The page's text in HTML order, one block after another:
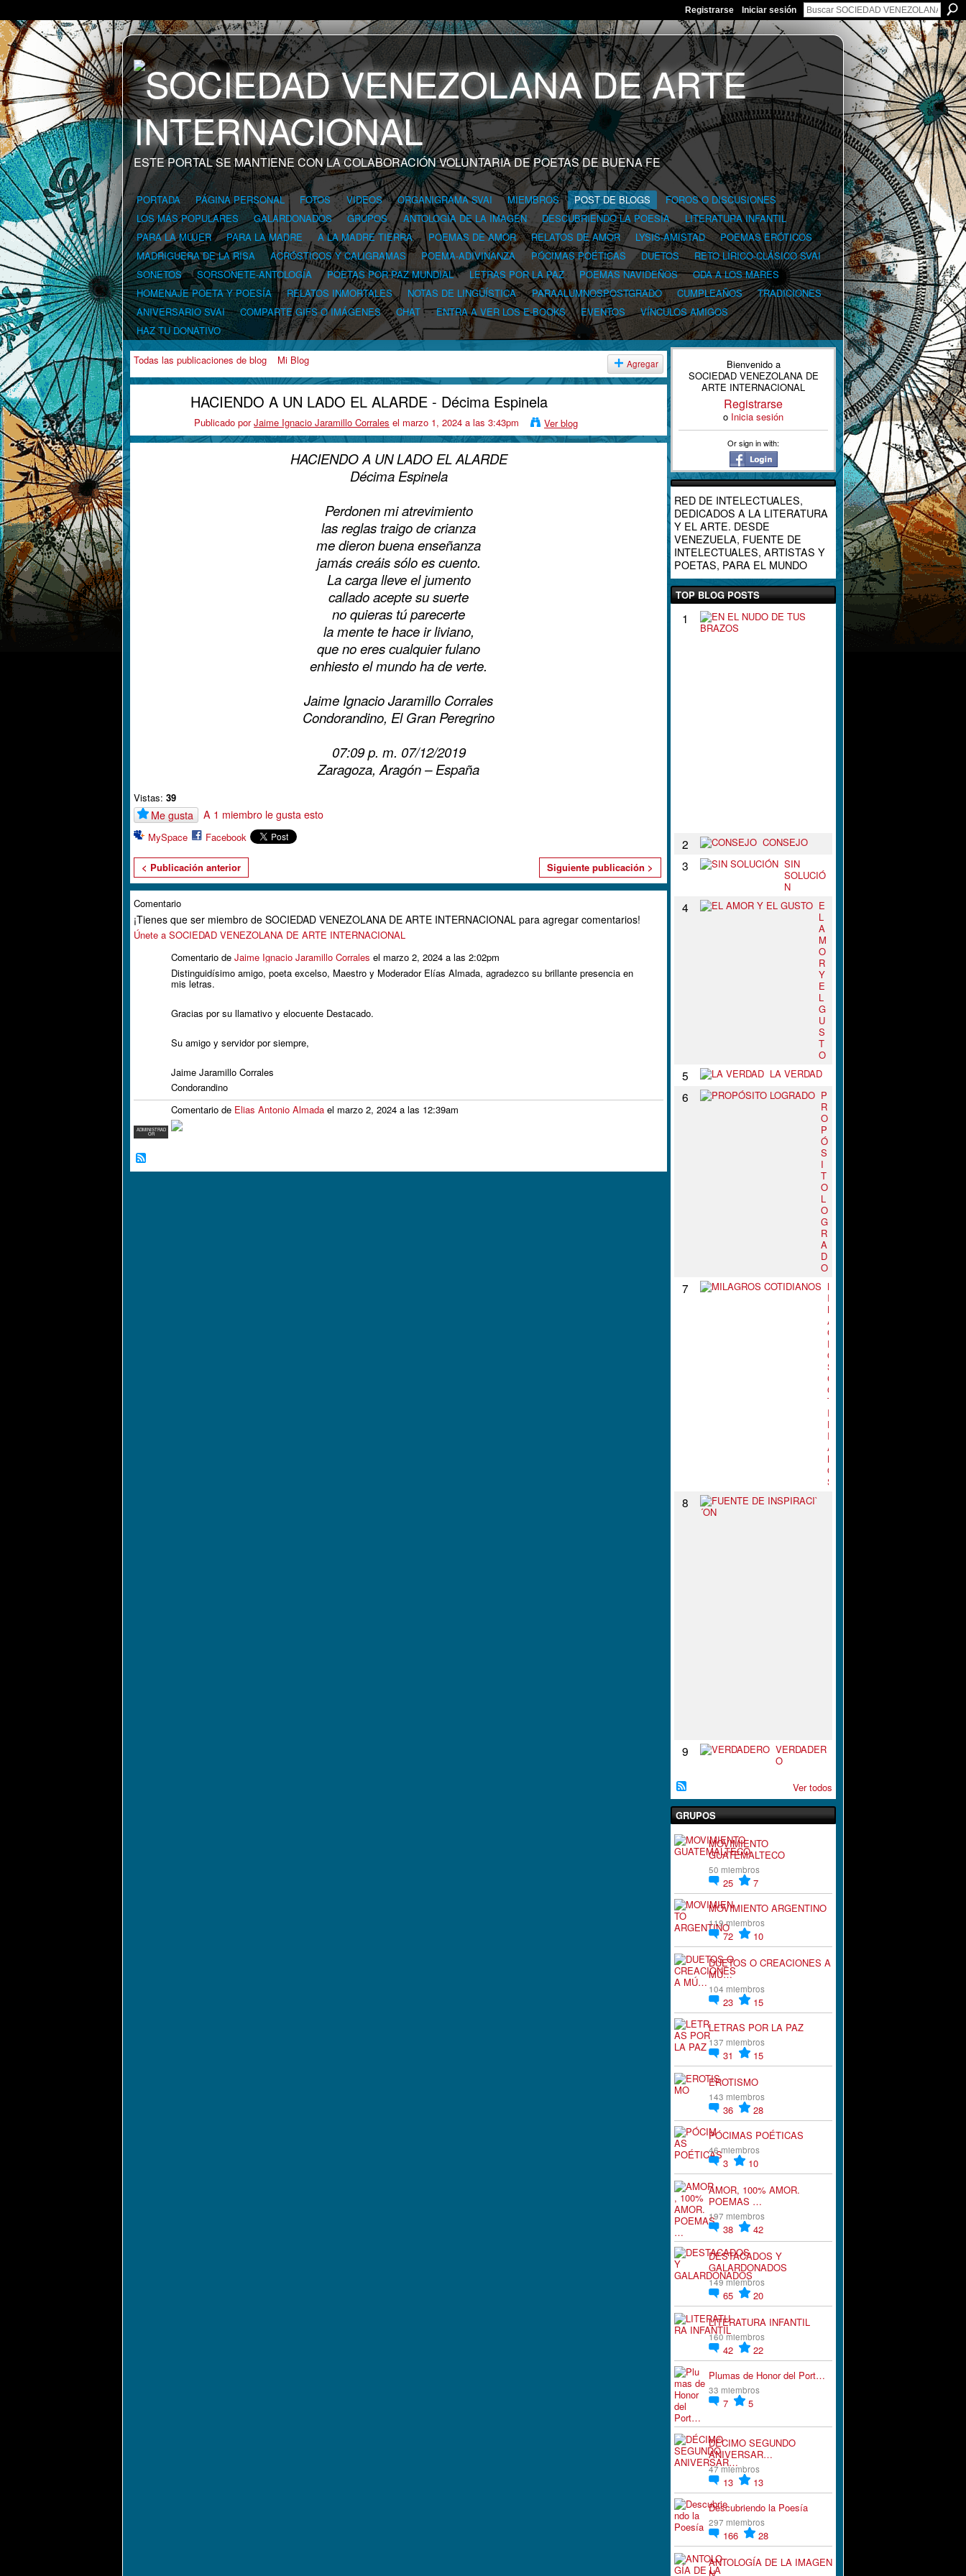
Registrarse Iniciar sesión
ESTE PORTAL SE MANTIENE CON LA COLABORACIÓN VOLUNTARIA DE POETAS DE BUENA FE
PORTADA PÁGINA PERSONAL FOTOS VIDEOS ORGANIGRAMA SVAI MIEMBROS POST DE BLOGS
FOROS O DISCUSIONES
LOS MÁS POPULARES
GALARDONADOS GRUPOS ANTOLOGÍA DE LA IMAGEN DESCUBRIENDO LA POESÍA
LITERATURA INFANTIL
PARA LA MUJER
PARA LA MADRE A LA MADRE TIERRA POEMAS DE AMOR RELATOS DE AMOR LYSIS-AMISTAD
POEMAS ERÓTICOS
MADRIGUERA DE LA RISA
ACRÓSTICOS Y CALIGRAMAS POEMA-ADIVINANZA PÓCIMAS POÉTICAS DUETOS
RETO LÍRICO-CLÁSICO SVAI
SONETOS
SORSONETE-ANTOLOGÍA POETAS POR PAZ MUNDIAL LETRAS POR LA PAZ POEMAS NAVIDEÑOS
ODA A LOS MARES
HOMENAJE POETA Y POESÍA
RELATOS INMORTALES NOTAS DE LINGÜÍSTICA PARAALUMNOSPOSTGRADO CUMPLEAÑOS
TRADICIONES
ANIVERSARIO SVAI
COMPARTE GIFS O IMÁGENES CHAT ENTRA A VER LOS E-BOOKS EVENTOS
VÍNCULOS AMIGOS
HAZ TU DONATIVO
Todas las publicaciones de blog Mi Blog Agregar
HACIENDO A UN LADO EL ALARDE - Décima Espinela
Publicado porJaime Ignacio Jaramillo Corrales el marzo 1, 2024 a las 3:43pm Ver blog
HACIENDO A UN LADO EL ALARDE
Décima Espinela
Perdonen mi atrevimiento
las reglas traigo de crianza
me dieron buena enseñanza
jamás creáis sólo es cuento.
La carga lleve el jumento
callado acepte su suerte
no quieras tú parecerte
la mente te hace ir liviano,
que no eres cualquier fulano
enhiesto el mundo ha de verte.
Jaime Ignacio Jaramillo Corrales
Condorandino, El Gran Peregrino
07:09 p. m. 07/12/2019
Zaragoza, Aragón – España
Vistas: 39
Me gusta A 1 miembro le gusta esto
MySpace Facebook
< Publicación anterior Siguiente publicación >
Comentario
¡Tienes que ser miembro de SOCIEDAD VENEZOLANA DE ARTE INTERNACIONAL para agregar comentarios!
Únete a SOCIEDAD VENEZOLANA DE ARTE INTERNACIONAL
Comentario de Jaime Ignacio Jaramillo Corrales el marzo 2, 2024 a las 2:02pm
Distinguidísimo amigo, poeta excelso, Maestro y Moderador Elías Almada, agradezco su brillante presencia en
mis letras.
Gracias por su llamativo y elocuente Destacado.
Su amigo y servidor por siempre,
Jaime Jaramillo Corrales
Condorandino
ADMINISTRAD
OR
Comentario de Elias Antonio Almada el marzo 2, 2024 a las 12:39am
Bienvenido a
SOCIEDAD VENEZOLANA DE
ARTE INTERNACIONAL
Registrarse
o Inicia sesión
Or sign in with:
RED DE INTELECTUALES,
DEDICADOS A LA LITERATURA
Y EL ARTE. DESDE
VENEZUELA, FUENTE DE
INTELECTUALES, ARTISTAS Y
POETAS, PARA EL MUNDO
TOP BLOG POSTS
1
2 CONSEJO
3
SIN
SOLUCIÓ
N
4
E
L
A
M
O
R
Y
E
L
G
U
S
T
O
5 LA VERDAD
6
P
R
O
P
Ó
S
I
T
O
L
O
G
R
A
D
O
7
M
I
L
A
G
R
O
S
C
O
T
I
D
I
A
N
O
8
9
VERDADER
O
Ver todos
GRUPOS
MOVIMIENTO
GUATEMALTECO
50 miembros
25
7
MOVIMIENTO ARGENTINO
119 miembros
72
10
DUETOS O CREACIONES A
MÚ…
104 miembros
23
15
LETRAS POR LA PAZ
137 miembros
31
15
EROTISMO
143 miembros
36
28
PÓCIMAS POÉTICAS
46 miembros
3
10
AMOR, 100% AMOR.
POEMAS …
197 miembros
38
42
DESTACADOS Y
GALARDONADOS
149 miembros
65
20
LITERATURA INFANTIL
160 miembros
42
22
Plumas de Honor del Port…
33 miembros
7 5
DÉCIMO SEGUNDO
ANIVERSAR…
47 miembros
13
13
Descubriendo la Poesía
297 miembros
166
28
ANTOLOGÍA DE LA IMAGEN
N…